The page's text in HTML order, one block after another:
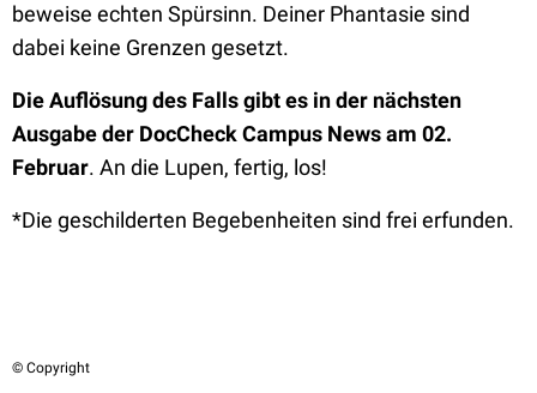
beweise echten Spürsinn. Deiner Phantasie sind
dabei keine Grenzen gesetzt.
Die Auflösung des Falls gibt es in der nächsten
Ausgabe der DocCheck Campus News am 02.
Februar. An die Lupen, fertig, los!
*Die geschilderten Begebenheiten sind frei erfunden.
© Copyright